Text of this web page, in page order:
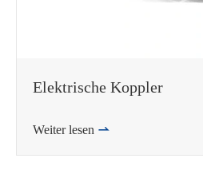
Elektrische Koppler
Weiter lesen 